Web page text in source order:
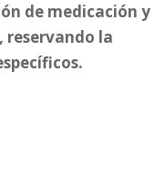
de medicación y
reservando la